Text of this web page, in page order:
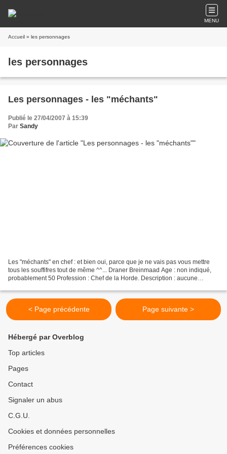
MENU
Accueil » les personnages
les personnages
Les personnages - les "méchants"
Publié le 27/04/2007 à 15:39
Par Sandy
Les "méchants" en chef : et bien oui, parce que je ne vais pas vous mettre
tous les souffifres tout de même ^^... Draner Breinmaad Age : non indiqué,
probablement 50 Profession : Chef de la Horde. Description : aucune
< Page précédente Page suivante >
Hébergé par Overblog
Top articles
Pages
Contact
Signaler un abus
C.G.U.
Cookies et données personnelles
Préférences cookies